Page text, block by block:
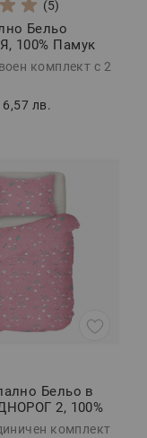
(5)
Бельо
100% Памук
частикомплект с 2
лв.
Бельо в
2, 100%
3 части
комплект